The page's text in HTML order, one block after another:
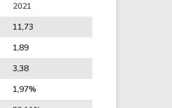
2021
11,73
1,89
3,38
1,97%